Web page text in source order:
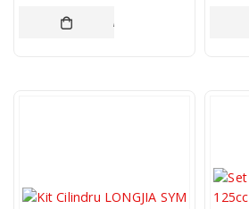
ADAUGĂ ÎN COȘ